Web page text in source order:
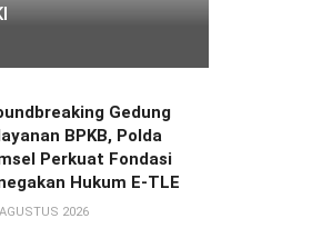
Gedung
BPKB, Polda
Perkuat Fondasi
Hukum E-TLE
2026